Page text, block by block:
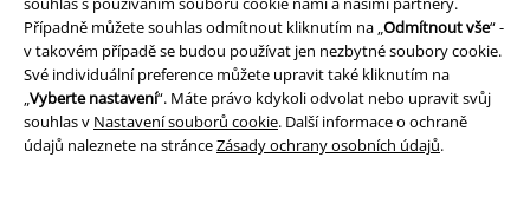
Případně můžete souhlas odmítnout kliknutím na „Odmítnout vše“ -
v takovém případě se budou používat jen nezbytné soubory cookie.
Své individuální preference můžete upravit také kliknutím na
„Vyberte nastavení“. Máte právo kdykoli odvolat nebo upravit svůj
souhlas v Nastavení souborů cookie. Další informace o ochraně
údajů naleznete na stránceZásady ochrany osobních údajů.